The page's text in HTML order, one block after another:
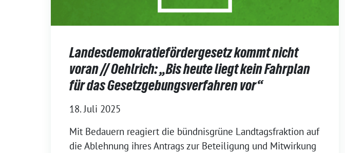
Landesdemokratiefördergesetz kommt nicht
voran // Oehlrich: „Bis heute liegt kein Fahrplan
für das Gesetzgebungsverfahren vor“
18. Juli 2025
Mit Bedauern reagiert die bündnisgrüne Landtagsfraktion auf
die Ablehnung ihres Antrags zur Beteiligung und Mitwirkung